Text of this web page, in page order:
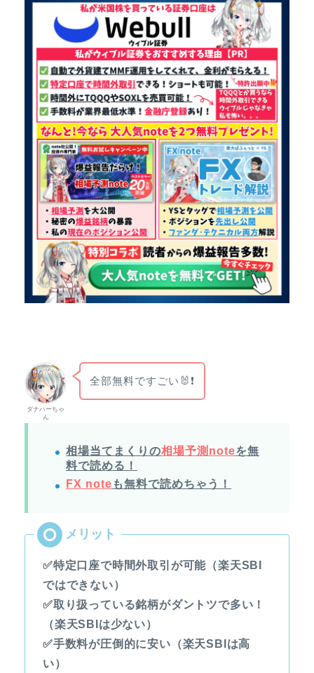
ダナハーちゃ
ん
全部無料ですごい🐰❗
相場当てまくりの相場予測noteを無
料で読める！
FX note も無料で読めちゃう！
✅特定口座で時間外取引が可能（楽天SBI
ではできない）
✅取り扱っている銘柄がダントツで多い！
（楽天SBIは少ない）
✅手数料が圧倒的に安い（楽天SBIは高
い）